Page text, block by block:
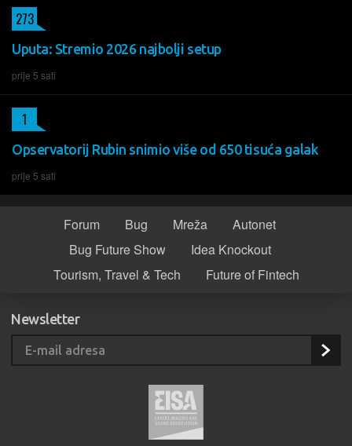
Uputa: Stremio 2026 najbolji setup
prije 5 sati
273
Opservatorij Rubin snimio više od 650 tisuća galak
prije 5 sati
1
Forum Bug Mreža
Autonet
Bug Future Show
Idea Knockout
Tourism, Travel & Tech
Future of Fintech
Newsletter